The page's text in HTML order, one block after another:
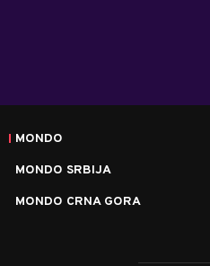
MONDO
MONDO SRBIJA
MONDO CRNA GORA